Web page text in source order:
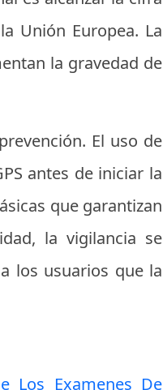
Unión Europea. La
la gravedad de
El uso de
antes de iniciar la
que garantizan
la vigilancia se
los usuarios que la
Los Examenes De